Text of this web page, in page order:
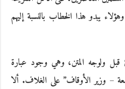
يبدو هذا الخطاب بالنسبة إليهم
ولوجه المتن، وهي وجود عبارة
– وزير الأوقاف” على الغلاف. ألا